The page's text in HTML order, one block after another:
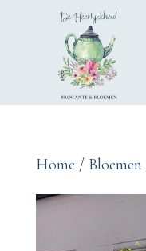
Home / Bloemen